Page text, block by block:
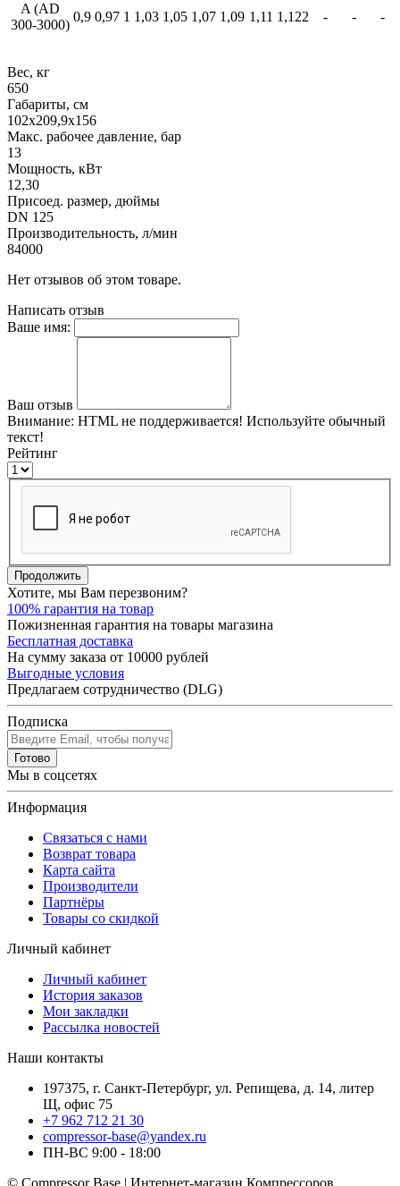
A (AD
300-3000)
0,9 0,97 1 1,03 1,05 1,07 1,09 1,11 1,122 - - -
Вес, кг
650
Габариты, см
102x209,9x156
Макс. рабочее давление, бар
13
Мощность, кВт
12,30
Присоед. размер, дюймы
DN 125
Производительность, л/мин
84000
Нет отзывов об этом товаре.
Написать отзыв
Ваше имя:
Ваш отзыв
Внимание: HTML не поддерживается! Используйте обычный
текст!
Рейтинг
Продолжить
Хотите, мы Вам перезвоним?
100% гарантия на товар
Пожизненная гарантия на товары магазина
Бесплатная доставка
На сумму заказа от 10000 рублей
Выгодные условия
Предлагаем сотрудничество (DLG)
Подписка
Готово
Мы в соцсетях
Информация
Связаться с нами
Возврат товара
Карта сайта
Производители
Партнёры
Товары со скидкой
Личный кабинет
Личный кабинет
История заказов
Мои закладки
Рассылка новостей
Наши контакты
197375, г. Санкт-Петербург, ул. Репищева, д. 14, литер
Щ, офис 75
+7 962 712 21 30
compressor-base@yandex.ru
ПН-ВС 9:00 - 18:00
© Compressor Base | Интернет-магазин Компрессоров